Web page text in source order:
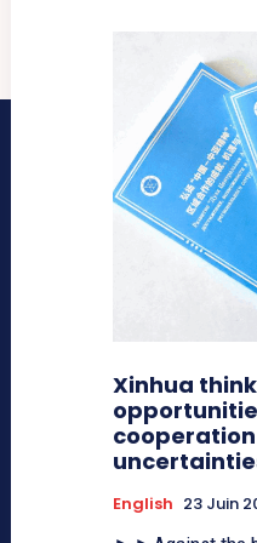
Xinhua
English 23 Juin